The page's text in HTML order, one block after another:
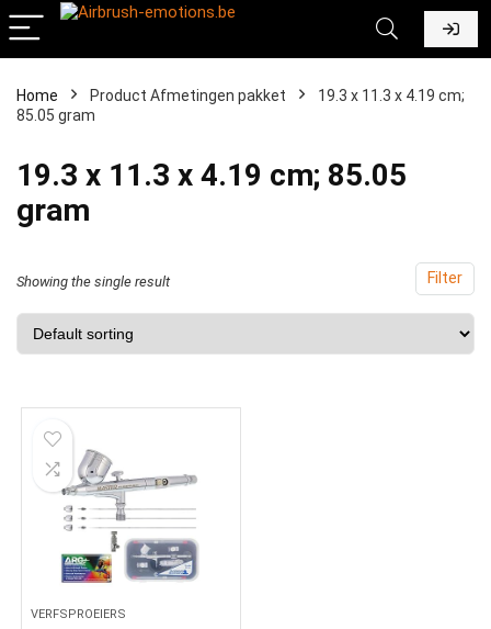
Home Product Afmetingen pakket
‎19.3 x 11.3 x 4.19 cm;
85.05 gram
‎19.3 x 11.3 x 4.19 cm; 85.05
gram
Filter
Showing the single result
VERFSPROEIERS